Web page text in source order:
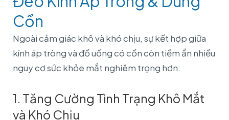
Cồn
Ngoài cảm giác khô và khó chịu, sự kết hợp giữa
kính áp tròng và đồ uống có cồn còn tiềm ẩn nhiều
nguy cơ sức khỏe mắt nghiêm trọng hơn:
1. Tăng Cường Tình Trạng Khô Mắt
và Khó Chịu